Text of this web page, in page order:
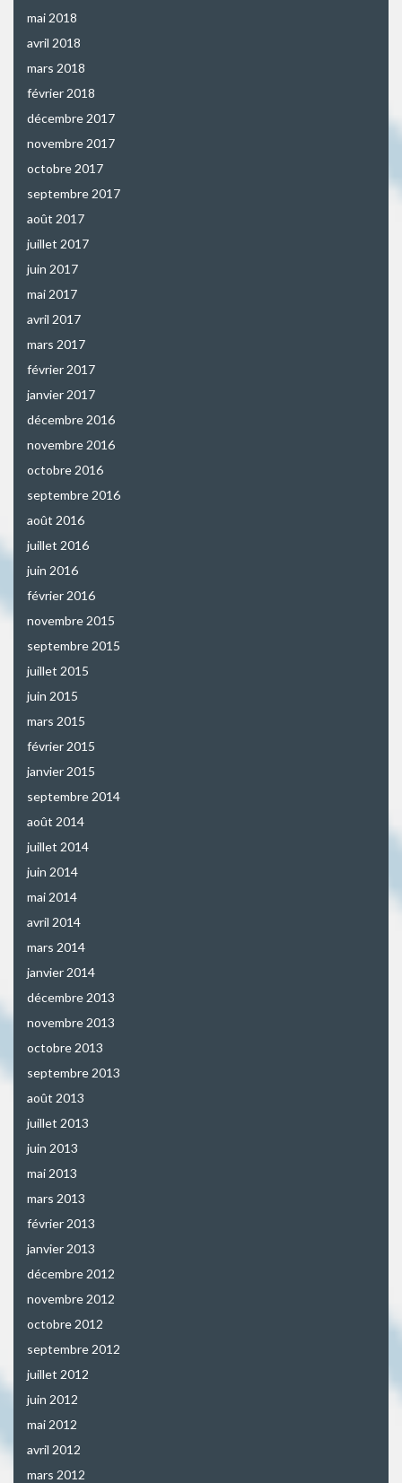
mai 2018
avril 2018
mars 2018
février 2018
décembre 2017
novembre 2017
octobre 2017
septembre 2017
août 2017
juillet 2017
juin 2017
mai 2017
avril 2017
mars 2017
février 2017
janvier 2017
décembre 2016
novembre 2016
octobre 2016
septembre 2016
août 2016
juillet 2016
juin 2016
février 2016
novembre 2015
septembre 2015
juillet 2015
juin 2015
mars 2015
février 2015
janvier 2015
septembre 2014
août 2014
juillet 2014
juin 2014
mai 2014
avril 2014
mars 2014
janvier 2014
décembre 2013
novembre 2013
octobre 2013
septembre 2013
août 2013
juillet 2013
juin 2013
mai 2013
mars 2013
février 2013
janvier 2013
décembre 2012
novembre 2012
octobre 2012
septembre 2012
juillet 2012
juin 2012
mai 2012
avril 2012
mars 2012